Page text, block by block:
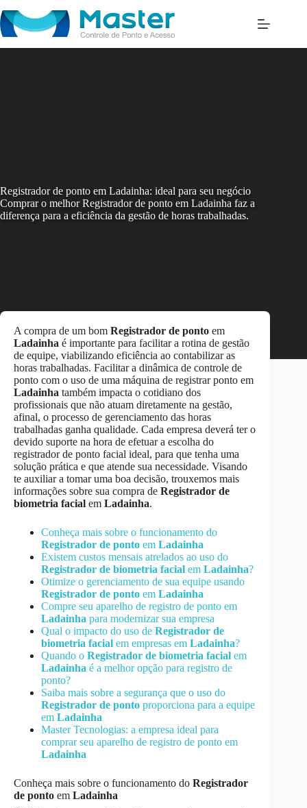
to
content
Registrador de ponto em Ladainha: ideal para seu negócio
Comprar o melhor Registrador de ponto em Ladainha faz a
diferença para a eficiência da gestão de horas trabalhadas.
A compra de um bom Registrador de ponto em
Ladainha é importante para facilitar a rotina de gestão
de equipe, viabilizando eficiência ao contabilizar as
horas trabalhadas. Facilitar a dinâmica de controle de
ponto com o uso de uma máquina de registrar ponto em
Ladainha também impacta o cotidiano dos
profissionais que não atuam diretamente na gestão,
afinal, o processo de gerenciamento das horas
trabalhadas ganha qualidade. Cada empresa deverá ter o
devido suporte na hora de efetuar a escolha do
registrador de ponto facial ideal, para que tenha uma
solução prática e que atende sua necessidade. Visando
te auxiliar a tomar uma boa decisão, trouxemos mais
informações sobre sua compra de Registrador de
biometria facial em Ladainha.
Conheça mais sobre o funcionamento do
Registrador de ponto em Ladainha
Existem custos mensais atrelados ao uso do
Registrador de biometria facial em Ladainha?
Otimize o gerenciamento de sua equipe usando
Registrador de ponto em Ladainha
Compre seu aparelho de registro de ponto em
Ladainha para modernizar sua empresa
Qual o impacto do uso de Registrador de
biometria facial em empresas em Ladainha?
Quando o Registrador de biometria facial em
Ladainha é a melhor opção para registro de
ponto?
Saiba mais sobre a segurança que o uso do
Registrador de ponto proporciona para a equipe
em Ladainha
Master Tecnologias: a empresa ideal para
comprar seu aparelho de registro de ponto em
Ladainha
Conheça mais sobre o funcionamento do Registrador
de ponto em Ladainha